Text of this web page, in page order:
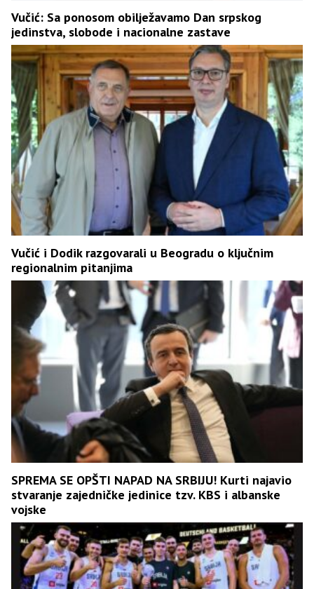
Vučić: Sa ponosom obilježavamo Dan srpskog
jedinstva, slobode i nacionalne zastave
Vučić i Dodik razgovarali u Beogradu o ključnim
regionalnim pitanjima
SPREMA SE OPŠTI NAPAD NA SRBIJU! Kurti najavio
stvaranje zajedničke jedinice tzv. KBS i albanske
vojske